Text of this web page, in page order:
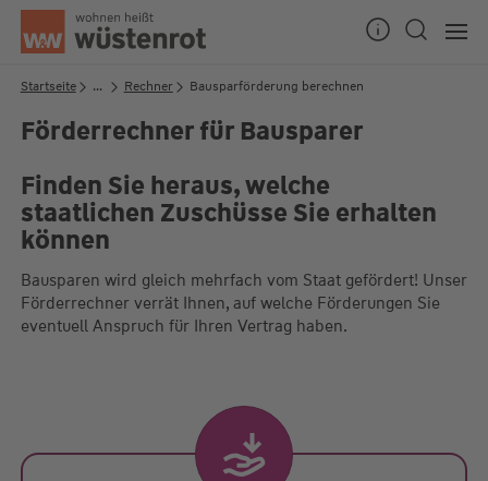
Seitenanfang
Startseite ... Rechner Bausparförderung berechnen
Förderrechner für Bausparer
Finden Sie heraus, welche
staatlichen Zuschüsse Sie erhalten
können
Bausparen wird gleich mehrfach vom Staat gefördert! Unser
Förderrechner verrät Ihnen, auf welche Förderungen Sie
eventuell Anspruch für Ihren Vertrag haben.
Unsere Chatzeiten:
Mo bis Do: 9:00 Uhr - 19:00 Uhr
Fr: 9:00 Uhr - 18:00 Uhr